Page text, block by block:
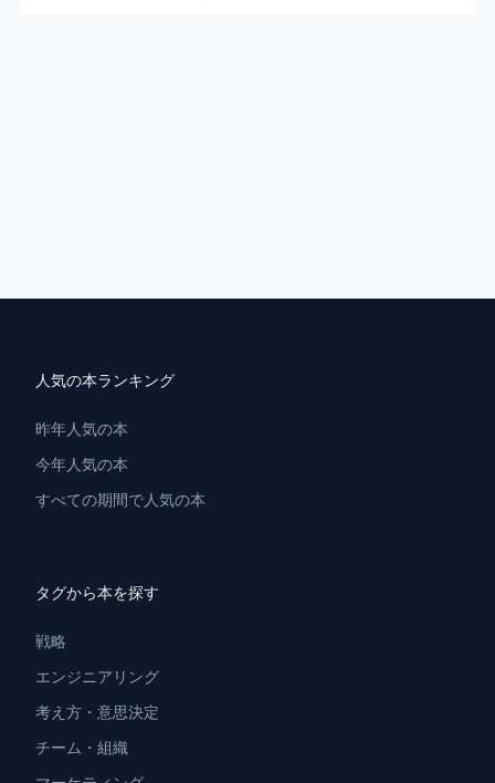
人気の本ランキング
昨年人気の本
今年人気の本
すべての期間で人気の本
タグから本を探す
戦略
エンジニアリング
考え方・意思決定
チーム・組織